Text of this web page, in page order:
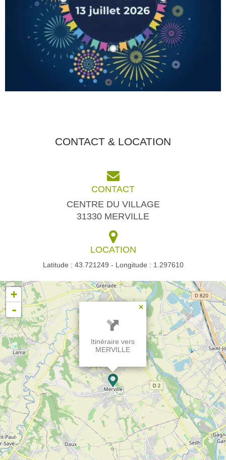
CONTACT & LOCATION
CONTACT
CENTRE DU VILLAGE
31330 MERVILLE
LOCATION
Latitude : 43.721249 - Longitude : 1.297610
×
Itinéraire vers
MERVILLE
+
-